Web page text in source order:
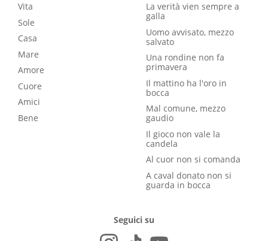
Vita
Sole
Casa
Mare
Amore
Cuore
Amici
Bene
La verità vien sempre a
galla
Uomo avvisato, mezzo
salvato
Una rondine non fa
primavera
Il mattino ha l'oro in
bocca
Mal comune, mezzo
gaudio
Il gioco non vale la
candela
Al cuor non si comanda
A caval donato non si
guarda in bocca
Seguici su